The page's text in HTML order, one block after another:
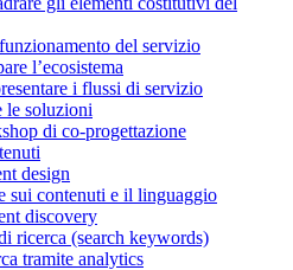
del servizio
l’ecosistema
i flussi di servizio
le soluzioni
di co-progettazione
design
sui contenuti e il linguaggio
discovery
ricerca (search keywords)
tramite analytics